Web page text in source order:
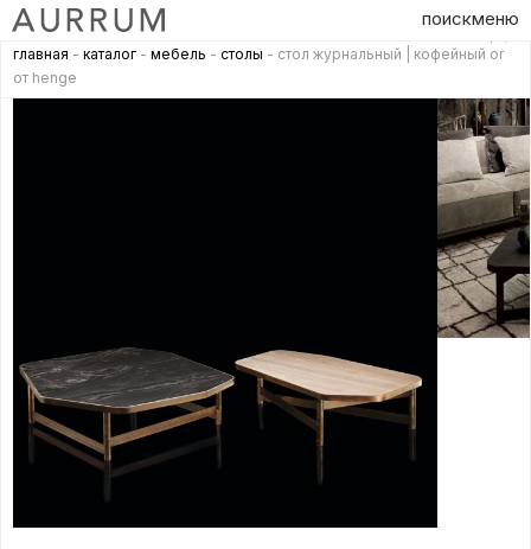
поискменю
главная - каталог - мебель - столы - стол журнальный | кофейный or
от henge